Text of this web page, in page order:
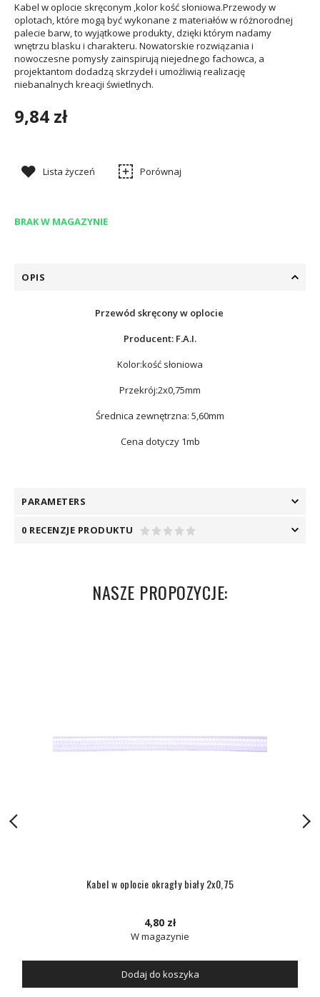
Kabel w oplocie skręconym ,kolor kość słoniowa.Przewody w
oplotach, które mogą być wykonane z materiałów w różnorodnej
palecie barw, to wyjątkowe produkty, dzięki którym nadamy
wnętrzu blasku i charakteru. Nowatorskie rozwiązania i
nowoczesne pomysły zainspirują niejednego fachowca, a
projektantom dodadzą skrzydeł i umożliwią realizację
niebanalnych kreacji świetlnych.
9,84 zł
Lista życzeń Porównaj
BRAK W MAGAZYNIE
OPIS
Przewód skręcony w oplocie
Producent: F.A.I.
Kolor:kość słoniowa
Przekrój:2x0,75mm
Średnica zewnętrzna: 5,60mm
Cena dotyczy 1mb
PARAMETERS
0 RECENZJE PRODUKTU
NASZE PROPOZYCJE:
Kabel w oplocie okragły biały 2x0,75
4,80 zł
W magazynie
Dodaj do koszyka